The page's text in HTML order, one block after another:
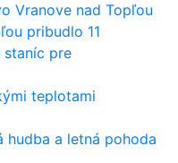
Vranove nad Topľou
pribudlo 11
staníc pre
teplotami
hudba a letná pohoda